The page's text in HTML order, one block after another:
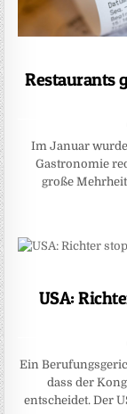
Restaurants
Im Januar
Gastronomie
große
USA:
Ein
dass der
entscheidet. Der